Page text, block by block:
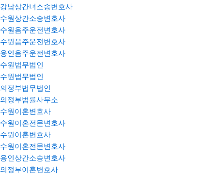
강남상간녀소송변호사
수원상간소송변호사
수원음주운전변호사
수원음주운전변호사
용인음주운전변호사
수원법무법인
수원법무법인
의정부법무법인
의정부법률사무소
수원이혼변호사
수원이혼전문변호사
수원이혼변호사
수원이혼전문변호사
용인상간소송변호사
의정부이혼변호사